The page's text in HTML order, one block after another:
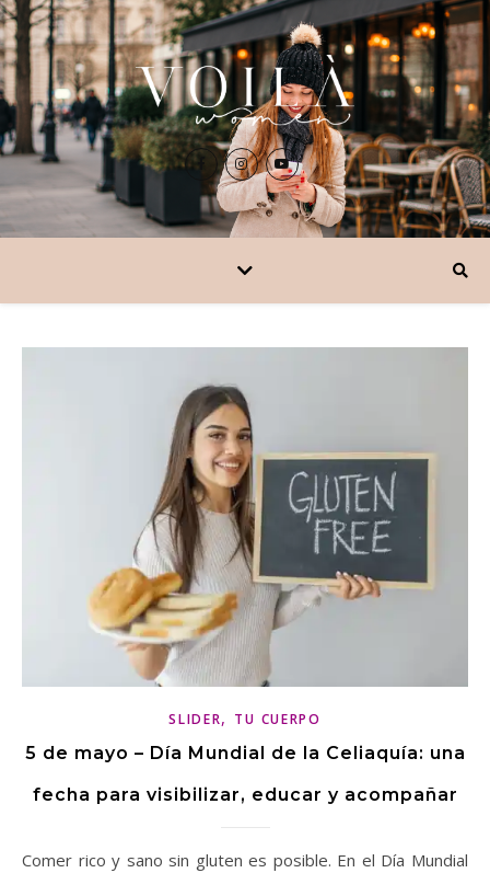
SLIDER, TU CUERPO
5 de mayo – Día Mundial de la Celiaquía: una
fecha para visibilizar, educar y acompañar
Comer rico y sano sin gluten es posible. En el Día Mundial